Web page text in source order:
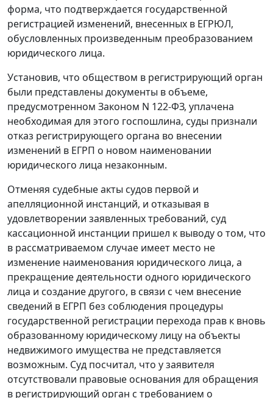
форма, что подтверждается государственной
регистрацией изменений, внесенных в ЕГРЮЛ,
обусловленных произведенным преобразованием
юридического лица.
Установив, что обществом в регистрирующий орган
были представлены документы в объеме,
предусмотренном Законом N 122-ФЗ, уплачена
необходимая для этого госпошлина, суды признали
отказ регистрирующего органа во внесении
изменений в ЕГРП о новом наименовании
юридического лица незаконным.
Отменяя судебные акты судов первой и
апелляционной инстанций, и отказывая в
удовлетворении заявленных требований, суд
кассационной инстанции пришел к выводу о том, что
в рассматриваемом случае имеет место не
изменение наименования юридического лица, а
прекращение деятельности одного юридического
лица и создание другого, в связи с чем внесение
сведений в ЕГРП без соблюдения процедуры
государственной регистрации перехода прав к вновь
образованному юридическому лицу на объекты
недвижимого имущества не представляется
возможным. Суд посчитал, что у заявителя
отсутствовали правовые основания для обращения
в регистрирующий орган с требованием о